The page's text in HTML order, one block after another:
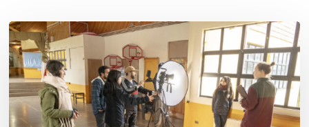
Toda
el
agua
del
mar: